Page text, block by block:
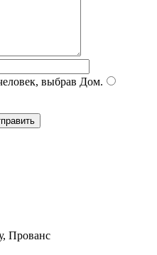
выбрав Дом.
Прованс